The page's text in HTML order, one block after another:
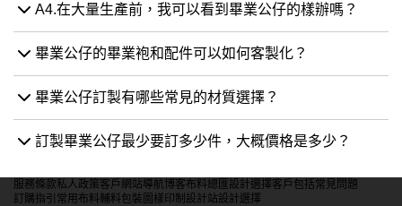
A4.在大量生產前，我可以看到畢業公仔的樣辦嗎？
畢業公仔的畢業袍和配件可以如何客製化？
畢業公仔訂製有哪些常見的材質選擇？
訂製畢業公仔最少要訂多少件，大概價格是多少？
服務條款私人政策客戶 網站導航博客布料總匯設計選擇客戶包括常見問題
訂購指引 常用布料輔料包裝 圖樣印制 設計站設計選擇